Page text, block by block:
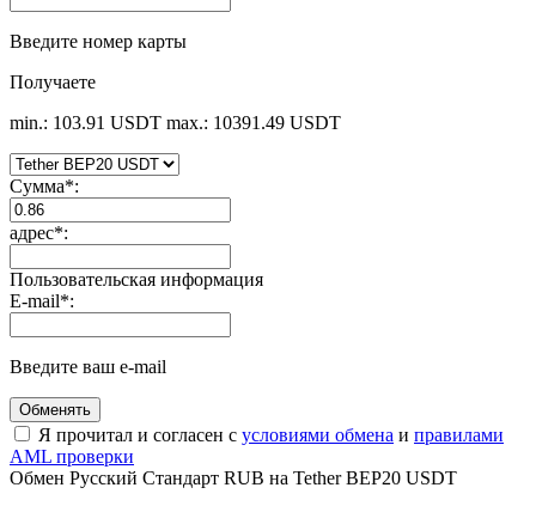
Введите номер карты
Получаете
min.: 103.91 USDT max.: 10391.49 USDT
Сумма*:
адрес*:
Пользовательская информация
E-mail*:
Введите ваш e-mail
Я прочитал и согласен с условиями обмена и правилами
AML проверки
Обмен Русский Стандарт RUB на Tether BEP20 USDT